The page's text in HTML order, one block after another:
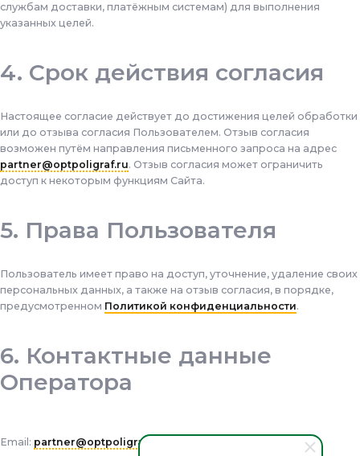
службам доставки, платёжным системам) для выполнения
указанных целей.
Срок действия согласия
Настоящее согласие действует до достижения целей обработки
или до отзыва согласия Пользователем. Отзыв согласия
возможен путём направления письменного запроса на адрес
partner@optpoligraf.ru. Отзыв согласия может ограничить
доступ к некоторым функциям Сайта.
Права Пользователя
Пользователь имеет право на доступ, уточнение, удаление своих
персональных данных, а также на отзыв согласия, в порядке,
предусмотренном Политикой конфиденциальности.
Контактные данные
Оператора
Email: partner@optpoligraf.ru